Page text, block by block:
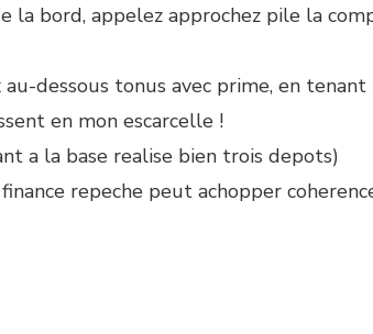
bord, appelez approchez pile la
dessous tonus avec prime, en
en mon escarcelle !
a la base realise bien trois depots)
repeche peut achopper